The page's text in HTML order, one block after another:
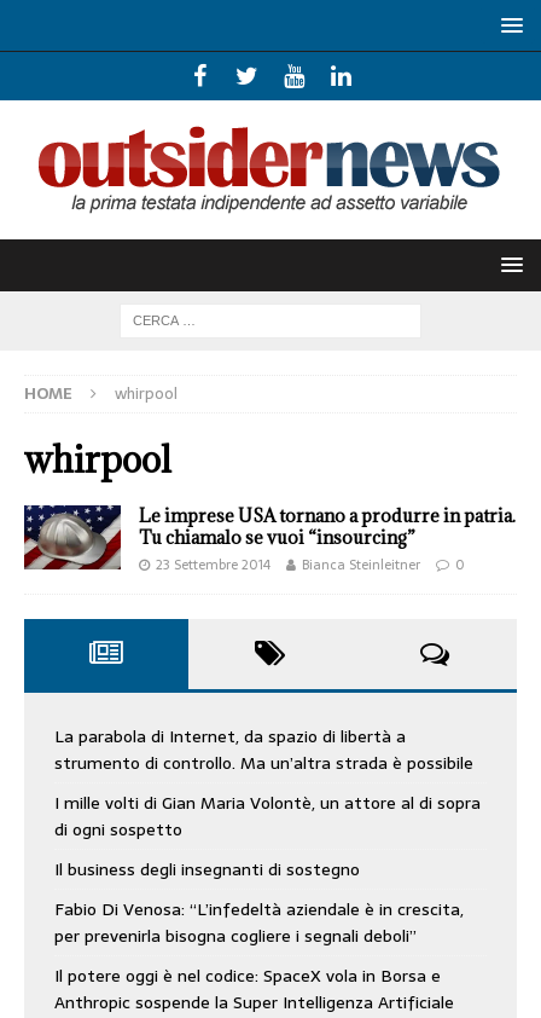
HOME whirpool
whirpool
Le imprese USA tornano a produrre in patria.
Tu chiamalo se vuoi “insourcing”
23 Settembre 2014 Bianca Steinleitner 0
La parabola di Internet, da spazio di libertà a
strumento di controllo. Ma un’altra strada è possibile
I mille volti di Gian Maria Volontè, un attore al di sopra
di ogni sospetto
Il business degli insegnanti di sostegno
Fabio Di Venosa: “L’infedeltà aziendale è in crescita,
per prevenirla bisogna cogliere i segnali deboli”
Il potere oggi è nel codice: SpaceX vola in Borsa e
Anthropic sospende la Super Intelligenza Artificiale